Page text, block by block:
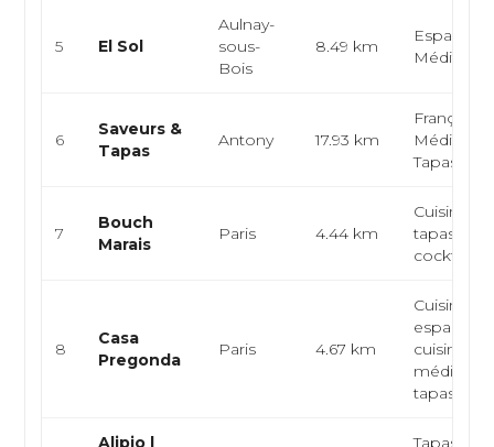
5 El Sol
Aulnay-
sous-
Bois
8.49 km
6
Saveurs &
Tapas
Antony 17.93 km
Française,
Tapas
7
Bouch
Marais
Paris 4.44 km
Cuisine
tapas, bar
cocktails
8
Casa
Pregonda
Paris 4.67 km
Cuisine
cuisine
tapas,
Alipio | Tapas,